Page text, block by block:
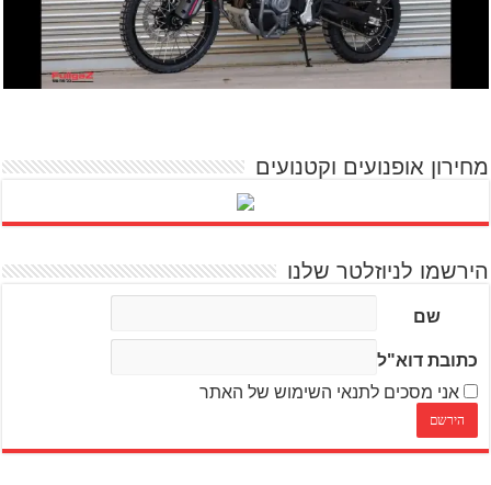
מחירון אופנועים וקטנועים
הירשמו לניוזלטר שלנו
שם
כתובת דוא"ל
אני מסכים לתנאי השימוש של האתר